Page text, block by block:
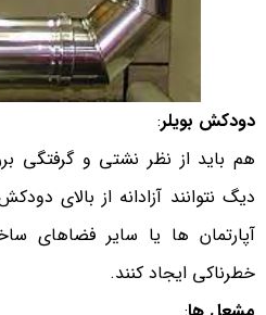
دودکش بویلر:
هم باید از نظر نشتی و گرفتگی
دیگ نتوانند آزادانه از بالای
آپارتمان ها یا سایر فضاهای
خطرناکی ایجاد کنند.